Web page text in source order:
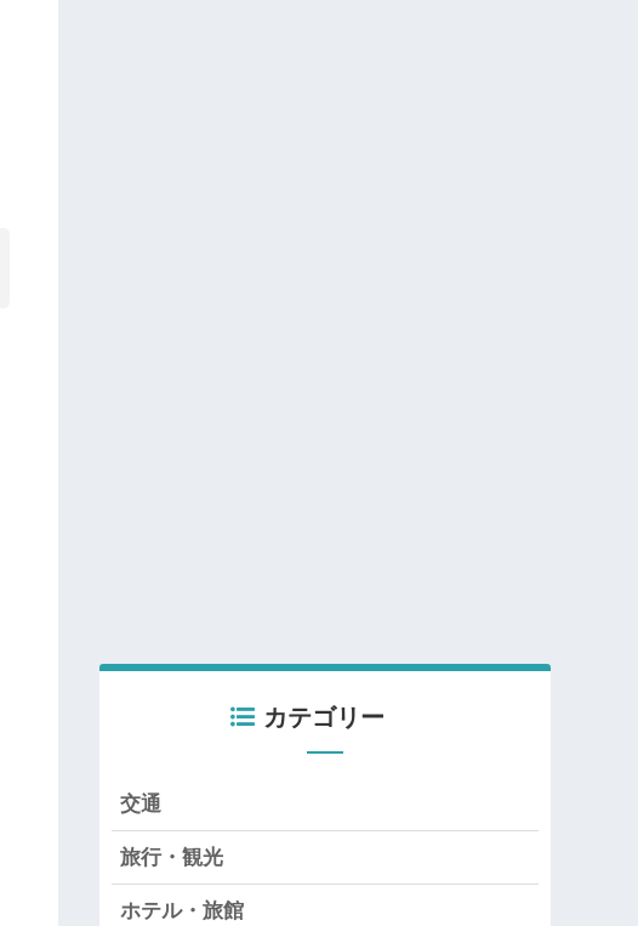
カテゴリー
交通
旅行・観光
ホテル・旅館